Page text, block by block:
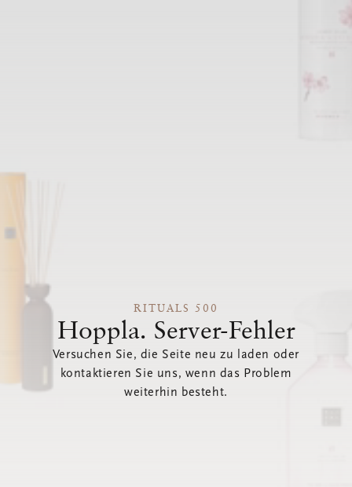
RITUALS 500
Hoppla. Server-Fehler
Versuchen Sie, die Seite neu zu laden oder
kontaktieren Sie uns, wenn das Problem
weiterhin besteht.